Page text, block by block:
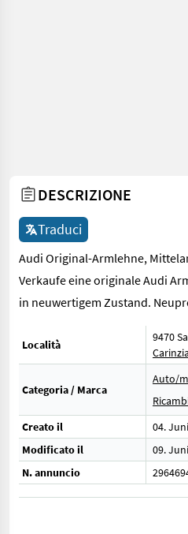
DESCRIZIONE
Traduci
Audi Original-Armlehne,
Verkaufe eine originale Audi
in neuwertigem Zustand.
Località
9470
Carinzia
Categoria / Marca
Auto/
Creato il
04.
Modificato il
09.
N. annuncio